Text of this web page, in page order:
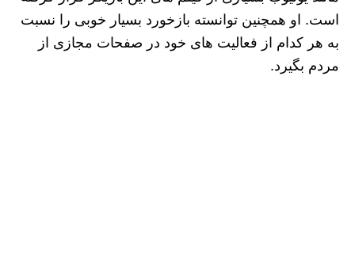
است. او همچنین توانسته بازخورد بسیار خوبی را نسبت
به هر کدام از فعالیت های خود در صفحات مجازی از
مردم بگیرد.